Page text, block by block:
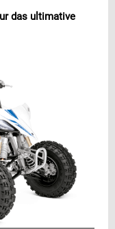
das ultimative